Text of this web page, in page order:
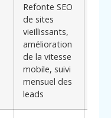
Refonte SEO
de sites
vieillissants,
amélioration
de la vitesse
mobile, suivi
mensuel des
leads